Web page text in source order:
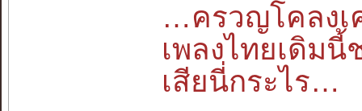
…ครวญโคลงเ
เพลงไทยเดิม
เสียนี่กระไร…